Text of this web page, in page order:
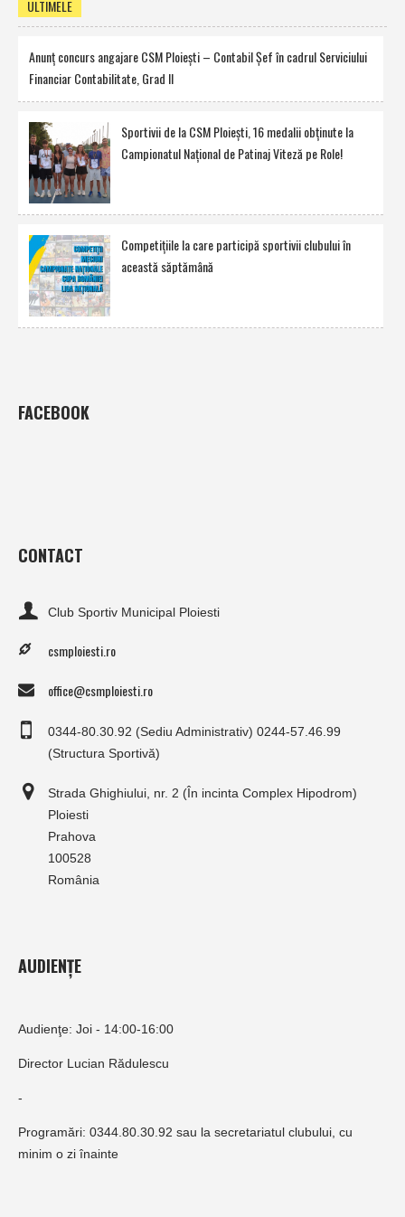
ULTIMELE
Anunţ concurs angajare CSM Ploieşti – Contabil Şef în cadrul Serviciului
Financiar Contabilitate, Grad II
Sportivii de la CSM Ploieşti, 16 medalii obţinute la
Campionatul Naţional de Patinaj Viteză pe Role!
Competiţiile la care participă sportivii clubului în
această săptămână
FACEBOOK
CONTACT
Club Sportiv Municipal Ploiesti
csmploiesti.ro
office@csmploiesti.ro
0344-80.30.92 (Sediu Administrativ) 0244-57.46.99
(Structura Sportivă)
Strada Ghighiului, nr. 2 (În incinta Complex Hipodrom)
Ploiesti
Prahova
100528
România
AUDIENȚE
Audienţe: Joi - 14:00-16:00
Director Lucian Rădulescu
-
Programări: 0344.80.30.92 sau la secretariatul clubului, cu
minim o zi înainte